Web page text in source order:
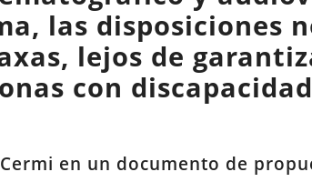
las disposiciones
lejos de
con
en un documento de